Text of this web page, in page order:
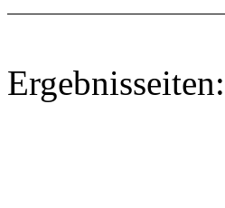
Ergebnisseiten: